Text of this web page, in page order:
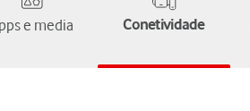
e media Conetividade